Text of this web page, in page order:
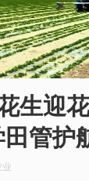
生迎
管护
业